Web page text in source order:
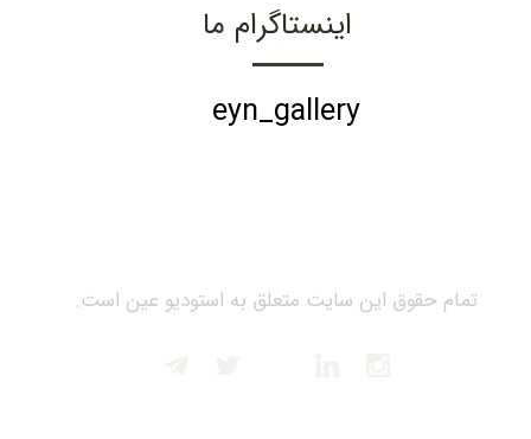
تمام حقوق این سایت متعلق به استودیو عین است.
اینستاگرام ما
eyn_gallery